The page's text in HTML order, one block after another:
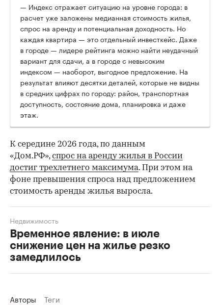
— Индекс отражает ситуацию на уровне города: в
расчет уже заложены медианная стоимость жилья,
спрос на аренду и потенциальная доходность. Но
каждая квартира — это отдельный инвесткейс. Даже
в городе — лидере рейтинга можно найти неудачный
вариант для сдачи, а в городе с невысоким
индексом — наоборот, выгодное предложение. На
результат влияют десятки деталей, которые не видны
в средних цифрах по городу: район, транспортная
доступность, состояние дома, планировка и даже
этаж.
К середине 2026 года, по данным
«Дом.РФ»,спрос на аренду жилья в России
достиг трехлетнего максимума. При этом на
фоне превышения спроса над предложением
стоимость аренды жилья выросла.
Временное явление: в июле
снижение цен на жилье резко
замедлилось
Недвижимость
Авторы Теги